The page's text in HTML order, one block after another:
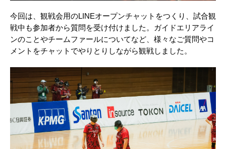
今回は、観戦会用のLINEオープンチャットをつくり、試合観
戦中も参加者から質問を受け付けました。ガイドエリアライ
ンのことやチームファールについてなど、様々なご質問やコ
メントをチャットでやりとりしながら観戦しました。